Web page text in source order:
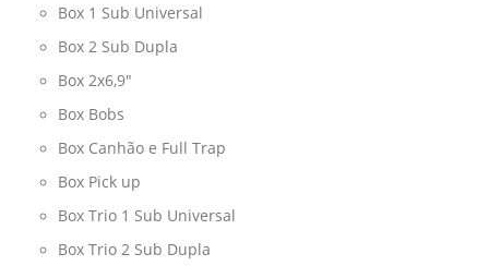
Box 1 Sub Universal
Box 2 Sub Dupla
Box 2x6,9"
Box Bobs
Box Canhão e Full Trap
Box Pick up
Box Trio 1 Sub Universal
Box Trio 2 Sub Dupla